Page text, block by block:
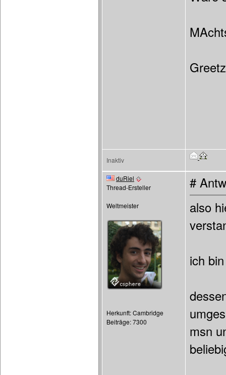
Inaktiv
duRiel
Thread-Ersteller
Weltmeister
Herkunft: Cambridge
Beiträge: 7300
#
also
ich
msn